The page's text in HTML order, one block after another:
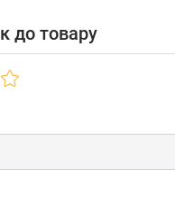
до товару